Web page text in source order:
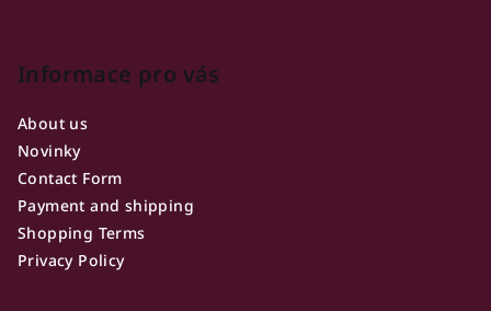
Informace pro vás
About us
Novinky
Contact Form
Payment and shipping
Shopping Terms
Privacy Policy